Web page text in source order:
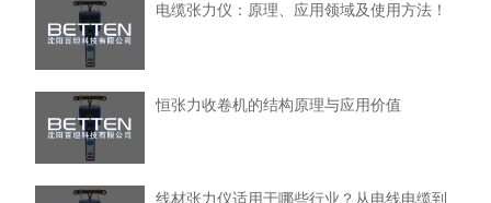
电缆张力仪：原理、应用领域及使用方法！
恒张力收卷机的结构原理与应用价值
线材张力仪适用于哪些行业？从电线电缆到